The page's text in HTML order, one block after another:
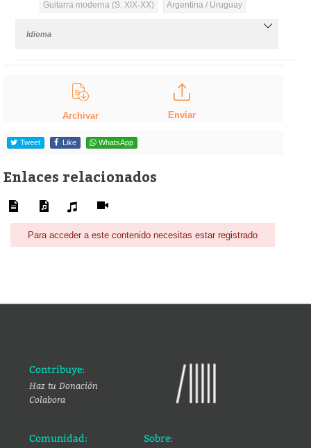
Guitarra moderna (S. XIX-XX) Argentina / Uruguay
Idioma
Archivar Enviar
Tweet Like WhatsApp
Enlaces relacionados
Para acceder a este contenido necesitas estar registrado
Contribuye:
Haz tu Donación
Colabora
Comunidad: Sobre: